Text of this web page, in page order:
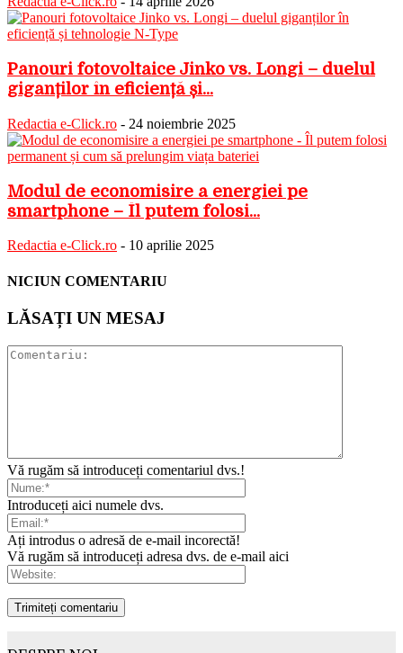
Panouri fotovoltaice Jinko vs. Longi – duelul
giganților în eficiență și...
Redactia e-Click.ro - 24 noiembrie 2025
Modul de economisire a energiei pe
smartphone – Îl putem folosi...
Redactia e-Click.ro - 10 aprilie 2025
NICIUN COMENTARIU
LĂSAȚI UN MESAJ
Vă rugăm să introduceți comentariul dvs.!
Introduceți aici numele dvs.
Ați introdus o adresă de e-mail incorectă!
Vă rugăm să introduceți adresa dvs. de e-mail aici